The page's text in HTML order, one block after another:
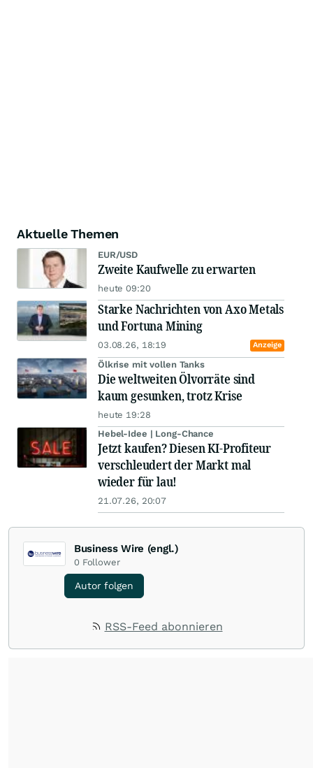
Aktuelle Themen
EUR/USD
Zweite Kaufwelle zu erwarten
heute 09:20
Starke Nachrichten von Axo Metals
und Fortuna Mining
03.08.26, 18:19 Anzeige
Ölkrise mit vollen Tanks
Die weltweiten Ölvorräte sind
kaum gesunken, trotz Krise
heute 19:28
Hebel-Idee | Long-Chance
Jetzt kaufen? Diesen KI-Profiteur
verschleudert der Markt mal
wieder für lau!
21.07.26, 20:07
Business Wire (engl.)
0 Follower
Autor folgen
RSS-Feed abonnieren